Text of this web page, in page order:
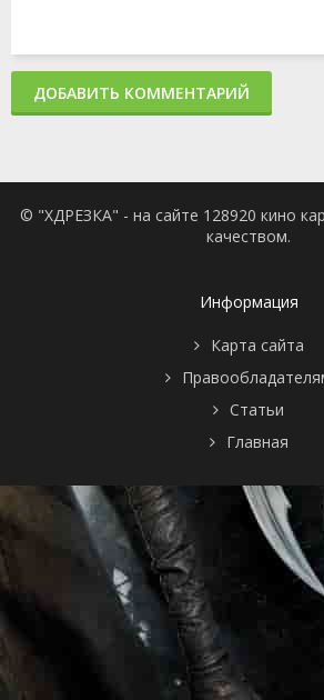
ДОБАВИТЬ КОММЕНТАРИЙ
© "ХДРЕЗКА" - на сайте 128920 кино
качеством.
Информация
Карта сайта
Статьи
Главная